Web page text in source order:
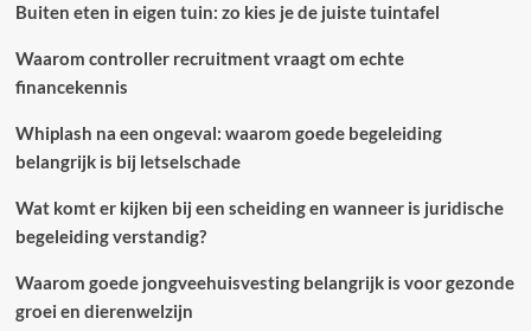
Buiten eten in eigen tuin: zo kies je de juiste tuintafel
Waarom controller recruitment vraagt om echte
financekennis
Whiplash na een ongeval: waarom goede begeleiding
belangrijk is bij letselschade
Wat komt er kijken bij een scheiding en wanneer is juridische
begeleiding verstandig?
Waarom goede jongveehuisvesting belangrijk is voor gezonde
groei en dierenwelzijn